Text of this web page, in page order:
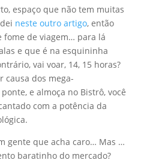
espaço que não tem muitas
neste outro artigo, então
fome de viagem… para lá
e que é na esquininha
vai voar, 14, 15 horas?
causa dos mega-
e almoça no Bistrô, você
com a potência da
gente que acha caro… Mas …
baratinho do mercado?